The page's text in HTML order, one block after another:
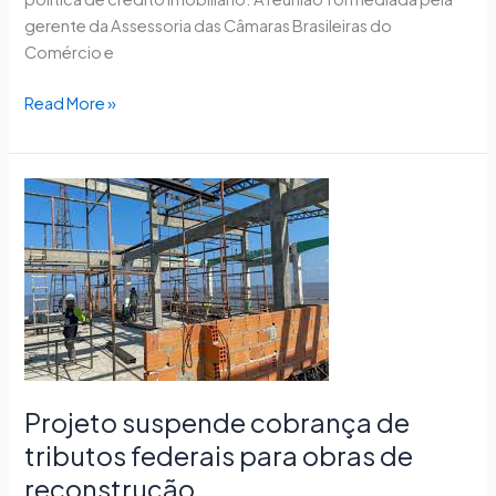
gerente da Assessoria das Câmaras Brasileiras do
Comércio e
Read More »
Projeto suspende cobrança de
tributos federais para obras de
reconstrução
Projeto
suspende
cobrança
de
tributos
federais
para
obras
reconstrução